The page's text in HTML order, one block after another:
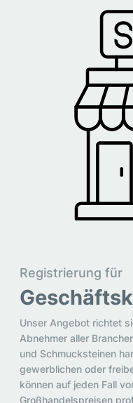
Registrierung für
Unser Angebot richtet
Abnehmer aller
und Schmucksteinen
gewerblichen oder
können auf jeden Fall
Großhandelspreisen